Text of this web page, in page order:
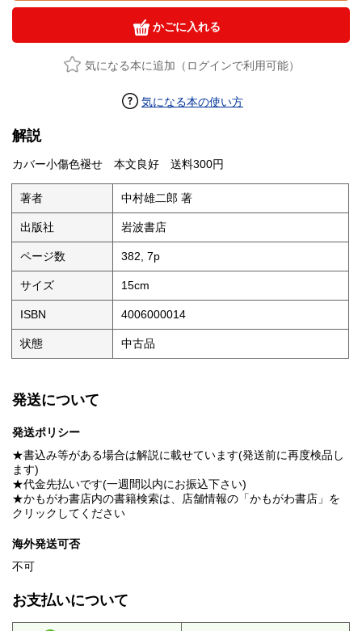
かごに入れる
気になる本に追加（ログインで利用可能）
気になる本の使い方
解説
カバー小傷色褪せ 本文良好 送料300円
著者 中村雄二郎 著
出版社 岩波書店
ページ数 382, 7p
サイズ 15cm
ISBN 4006000014
状態 中古品
発送について
発送ポリシー
★書込み等がある場合は解説に載せています(発送前に再度検品し
ます)
★代金先払いです(一週間以内にお振込下さい)
★かもがわ書店内の書籍検索は、店舗情報の「かもがわ書店」を
クリックしてください
海外発送可否
不可
お支払いについて